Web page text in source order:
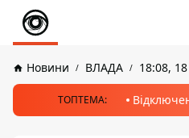
Новини ВЛАДА 18:08,
ТОПТЕМА: